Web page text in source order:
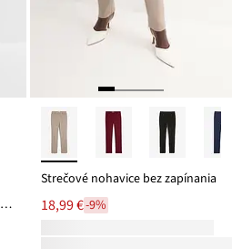
Twillové nohavice, skrátené, z čistej bavlny
Strečové nohavice bez zapínania
18,99 €-9%